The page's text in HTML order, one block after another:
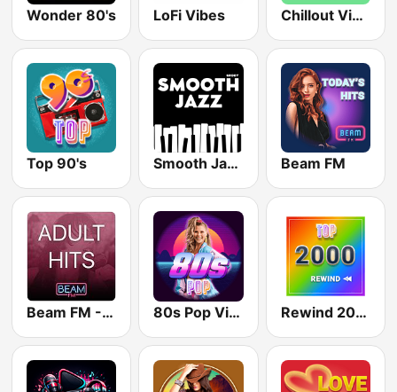
Wonder 80's LoFi Vibes Chillout Vibes
Top 90's Smooth Jazz - Groov Beam FM
Beam FM - Adult Hits 80s Pop Vibes Rewind 2000's